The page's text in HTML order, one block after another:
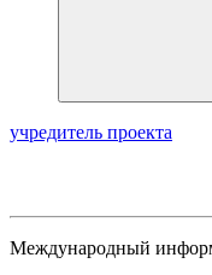
учредитель проекта
Международный